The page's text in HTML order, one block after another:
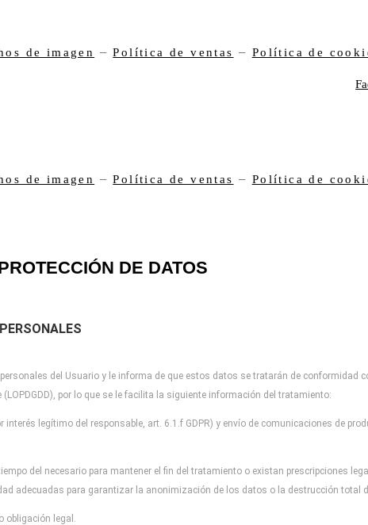
de imagen –Política de ventas – Política de
de imagen –Política de ventas – Política de
DE DATOS
del Usuario y le informa de que estos datos se tratarán de conformidad
por lo que se le facilita la siguiente información del tratamiento:
interés legítimo del responsable, art. 6.1.f GDPR) y envío de comunicaciones de
del necesario para mantener el fin del tratamiento o existan prescripciones
adecuadas para garantizar la anonimización de los datos o la destrucción total
legal.